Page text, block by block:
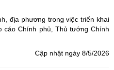
địa phương trong việc triển khai
cáo Chính phủ, Thủ tướng Chính
Cập nhật ngày 8/5/2026